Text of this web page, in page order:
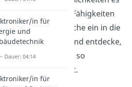
gibt und welche Fähigkeiten
wichtig sind. Tauche ein in die
Welt des Steins und entdecke,
was diesen Beruf so
besonders macht.
in für
und
Dauer: 04:14
in für